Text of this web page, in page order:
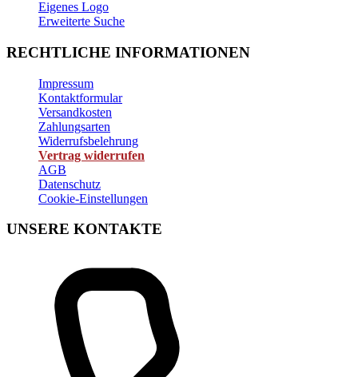
Eigenes Logo
Erweiterte Suche
RECHTLICHE INFORMATIONEN
Impressum
Kontaktformular
Versandkosten
Zahlungsarten
Widerrufsbelehrung
Vertrag widerrufen
AGB
Datenschutz
Cookie-Einstellungen
UNSERE KONTAKTE